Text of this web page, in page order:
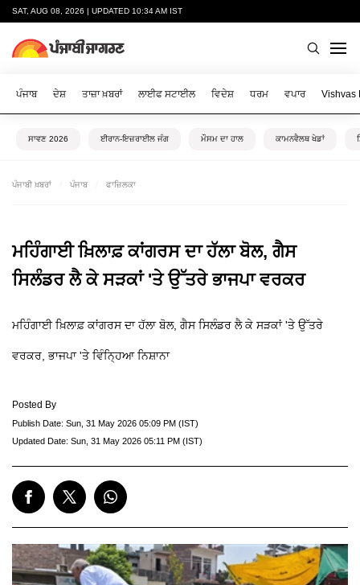
SAT, AUG 08, 2026 | UPDATED 10:34 AM IST
ਪੰਜਾਬ ਦੇਸ਼ ਤਾਜ਼ਾ ਖ਼ਬਰਾਂ ਲਾਈਫ ਸਟਾਈਲ ਵਿਦੇਸ਼ ਧਰਮ ਵਪਾਰ Vishvas
ਸਾਵਣ 2026 ਈਰਾਨ-ਇਜ਼ਰਾਈਲ ਜੰਗ ਮੌਸਮ ਦਾ ਹਾਲ ਕਾਮਨਵੈਲਥ ਖੇਡਾਂ
ਪੰਜਾਬੀ ਖ਼ਬਰਾਂ ਪੰਜਾਬ ਫਾਜ਼ਿਲਕਾ
ਮਹਿੰਗਾਈ ਖ਼ਿਲਾਫ਼ ਕਾਂਗਰਸ ਦਾ ਹੱਲਾ ਬੋਲ, ਗੈਸ
ਸਿਲੰਡਰ ਲੈ ਕੇ ਸੜਕਾਂ 'ਤੇ ਉੱਤਰੇ ਭਾਜਪਾ ਵਰਕਰ
ਮਹਿੰਗਾਈ ਖ਼ਿਲਾਫ਼ ਕਾਂਗਰਸ ਦਾ ਹੱਲਾ ਬੋਲ, ਗੈਸ ਸਿਲੰਡਰ ਲੈ ਕੇ ਸੜਕਾਂ 'ਤੇ ਉੱਤਰੇ
ਵਰਕਰ, ਭਾਜਪਾ 'ਤੇ ਵਿੰਨ੍ਹਿਆ ਨਿਸ਼ਾਨਾ
Posted By
Publish Date: Sun, 31 May 2026 05:09 PM (IST)
Updated Date: Sun, 31 May 2026 05:11 PM (IST)